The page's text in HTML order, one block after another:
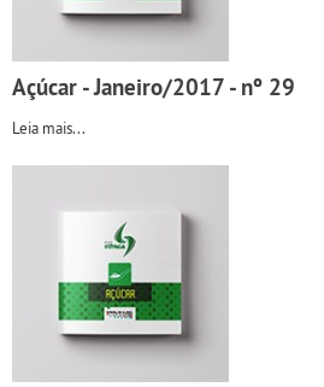
Açúcar - Janeiro/2017 - nº 29
Leia mais...